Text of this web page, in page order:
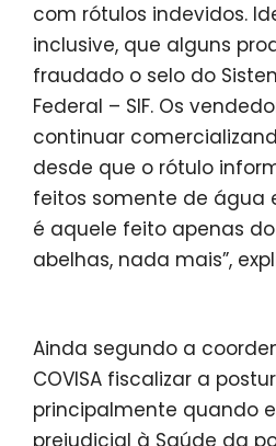
com rótulos indevidos.
inclusive, que alguns
fraudado o selo do
Federal – SIF. Os
continuar
desde que o rótulo
feitos somente de água
é aquele feito apenas
abelhas, nada mais”,
Ainda segundo a
COVISA fiscalizar a
principalmente quando
prejudicial à Saúde da